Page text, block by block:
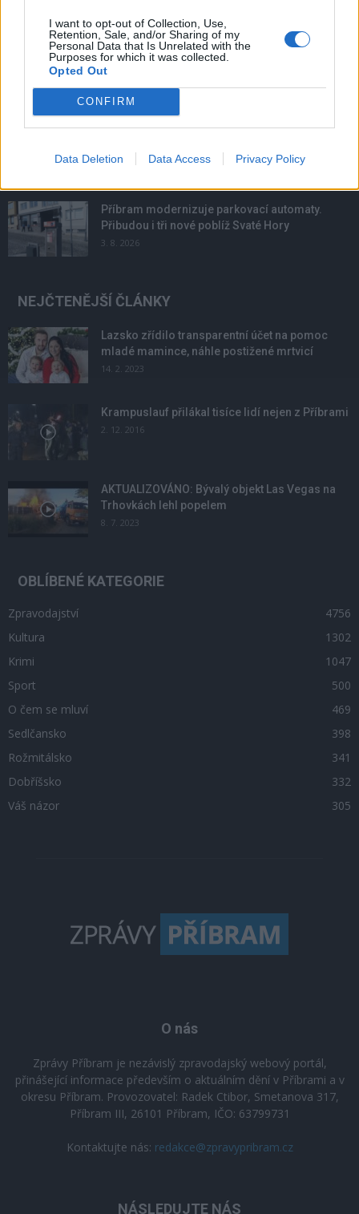
I want to opt-out of Collection, Use,
Retention, Sale, and/or Sharing of my
Personal Data that Is Unrelated with the
Purposes for which it was collected.
Opted Out
CONFIRM
Data Deletion Data Access Privacy Policy
NOVINKY
Obděnice vzpomínaly na filmovou legendu
6. 8. 2026
Většina koupališť na Příbramsku nabízí výborné
4. 8. 2026
Příbram modernizuje parkovací automaty.
Přibudou i tři nové poblíž Svaté Hory
3. 8. 2026
NEJČTENĚJŠÍ ČLÁNKY
Lazsko zřídilo transparentní účet na pomoc
mladé mamince, náhle postižené mrtvicí
14. 2. 2023
Krampuslauf přilákal tisíce lidí nejen z Příbrami
2. 12. 2016
AKTUALIZOVÁNO: Bývalý objekt Las Vegas na
Trhovkách lehl popelem
8. 7. 2023
OBLÍBENÉ KATEGORIE
Zpravodajství
4756
Kultura
1302
Krimi
1047
Sport
500
O čem se mluví
469
Sedlčansko
398
Rožmitálsko
341
Dobříšsko
332
Váš názor
305
O nás
Zprávy Příbram je nezávislý zpravodajský webový portál,
přinášející informace především o aktuálním dění v Příbrami a v
okresu Příbram. Provozovatel: Radek Ctibor, Smetanova 317,
Příbram III, 26101 Příbram, IČO: 63799731
Kontaktujte nás: redakce@zpravypribram.cz
NÁSLEDUJTE NÁS